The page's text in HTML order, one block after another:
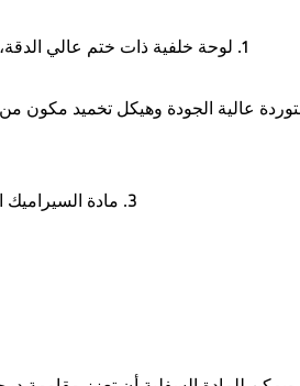
1. لوحة خلفية ذات ختم عالي الدقة، السُمك القياسي: 5.5-6 مم، سلامة سطح القطع >98%.
عالية الجودة وهيكل تخميد مكون
3. مادة السيراميك المركبة من ألياف النانو أراميد الممتازة ومواد معدنية أقل.